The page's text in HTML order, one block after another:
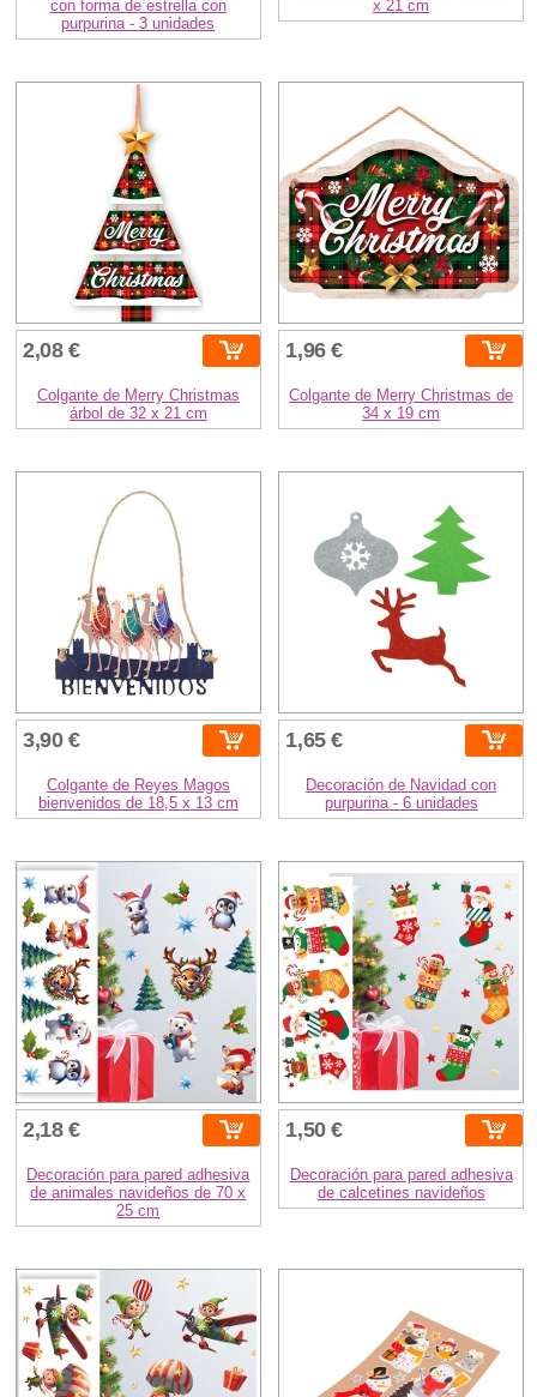
con forma de estrella con
purpurina - 3 unidades
x 21 cm
2,08 €
Colgante de Merry Christmas
árbol de 32 x 21 cm
1,96 €
Colgante de Merry Christmas de
34 x 19 cm
3,90 €
Colgante de Reyes Magos
bienvenidos de 18,5 x 13 cm
1,65 €
Decoración de Navidad con
purpurina - 6 unidades
2,18 €
Decoración para pared adhesiva
de animales navideños de 70 x
25 cm
1,50 €
Decoración para pared adhesiva
de calcetines navideños